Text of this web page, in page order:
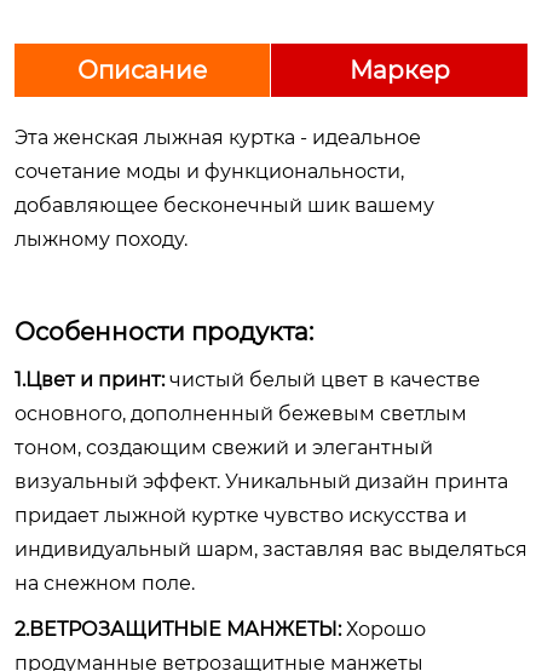
Описание Маркер
Эта женская лыжная куртка - идеальное
сочетание моды и функциональности,
добавляющее бесконечный шик вашему
лыжному походу.
Особенности продукта:
1.Цвет и принт:чистый белый цвет в качестве
основного, дополненный бежевым светлым
тоном, создающим свежий и элегантный
визуальный эффект. Уникальный дизайн принта
придает лыжной куртке чувство искусства и
индивидуальный шарм, заставляя вас выделяться
на снежном поле.
2.ВЕТРОЗАЩИТНЫЕ МАНЖЕТЫ:Хорошо
продуманные ветрозащитные манжеты